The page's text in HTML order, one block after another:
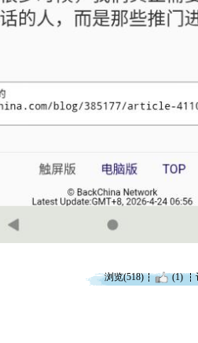
浏览(518) (1)